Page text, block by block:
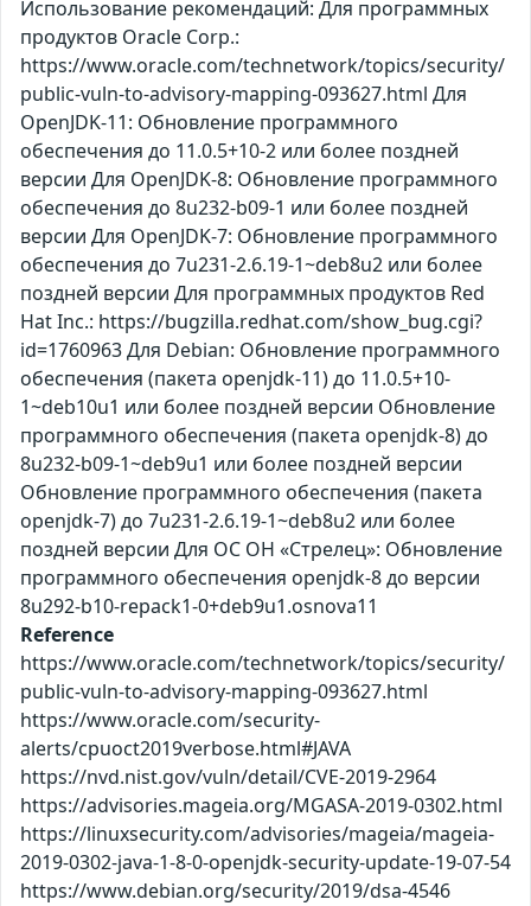
Использование рекомендаций: Для программных
продуктов Oracle Corp.:
https://www.oracle.com/technetwork/topics/security/
public-vuln-to-advisory-mapping-093627.html Для
OpenJDK-11: Обновление программного
обеспечения до 11.0.5+10-2 или более поздней
версии Для OpenJDK-8: Обновление программного
обеспечения до 8u232-b09-1 или более поздней
версии Для OpenJDK-7: Обновление программного
обеспечения до 7u231-2.6.19-1~deb8u2 или более
поздней версии Для программных продуктов Red
Hat Inc.: https://bugzilla.redhat.com/show_bug.cgi?
id=1760963 Для Debian: Обновление программного
обеспечения (пакета openjdk-11) до 11.0.5+10-
1~deb10u1 или более поздней версии Обновление
программного обеспечения (пакета openjdk-8) до
8u232-b09-1~deb9u1 или более поздней версии
Обновление программного обеспечения (пакета
openjdk-7) до 7u231-2.6.19-1~deb8u2 или более
поздней версии Для ОС ОН «Стрелец»: Обновление
программного обеспечения openjdk-8 до версии
8u292-b10-repack1-0+deb9u1.osnova11
Reference
https://www.oracle.com/technetwork/topics/security/
public-vuln-to-advisory-mapping-093627.html
https://www.oracle.com/security-
alerts/cpuoct2019verbose.html#JAVA
https://nvd.nist.gov/vuln/detail/CVE-2019-2964
https://advisories.mageia.org/MGASA-2019-0302.html
https://linuxsecurity.com/advisories/mageia/mageia-
2019-0302-java-1-8-0-openjdk-security-update-19-07-54
https://www.debian.org/security/2019/dsa-4546